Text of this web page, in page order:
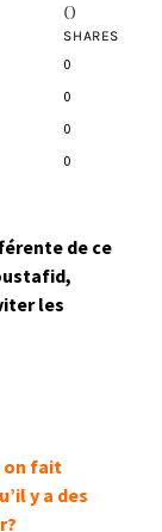
0
SHARES
0
0
0
0
de ce
les
on fait
y a des